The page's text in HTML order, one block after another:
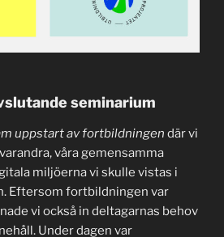
seminarium
uppstart av fortbildningen där vi
våra gemensamma
miljöerna vi skulle vistas i
Eftersom fortbildningen var
vi också in deltagarnas behov
Under dagen var